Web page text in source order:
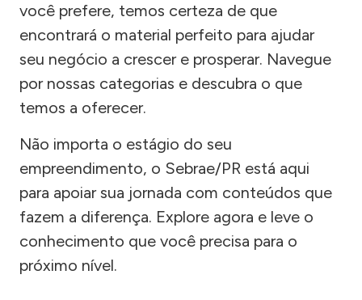
você prefere, temos certeza de que
encontrará o material perfeito para ajudar
seu negócio a crescer e prosperar. Navegue
por nossas categorias e descubra o que
temos a oferecer.
Não importa o estágio do seu
empreendimento, o Sebrae/PR está aqui
para apoiar sua jornada com conteúdos que
fazem a diferença. Explore agora e leve o
conhecimento que você precisa para o
próximo nível.